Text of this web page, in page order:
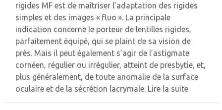
rigides MF est de maîtriser l’adaptation des rigides
simples et des images « fluo ». La principale
indication concerne le porteur de lentilles rigides,
parfaitement équipé, qui se plaint de sa vision de
près. Mais il peut également s’agir de l’astigmate
cornéen, ­régulier ou irrégulier, atteint de presbytie, et,
plus généralement, de toute anomalie de la ­surface
oculaire et de la sécrétion lacrymale. Lire la suite